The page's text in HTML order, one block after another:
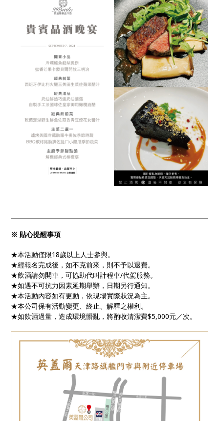
※ 貼心提醒事項
★本活動僅限18歲以上人士參與。
★經報名完成後，如不克前來，則不予以退費。
★飲酒請勿開車，可協助代叫計程車/代駕服務。
★如遇不可抗力因素延期舉辦，日期另行通知。
★本活動內容如有更動，依現場實際狀況為主。
★本公司保有活動變更、終止、解釋之權利。
★如飲酒過量，造成環境髒亂，將酌收清潔費$5,000元／次。